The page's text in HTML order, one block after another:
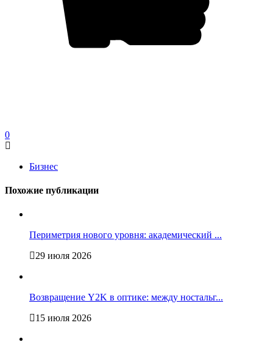
0
Бизнес
Похожие публикации
Периметрия нового уровня: академический ...
29 июля 2026
Возвращение Y2K в оптике: между ностальг...
15 июля 2026